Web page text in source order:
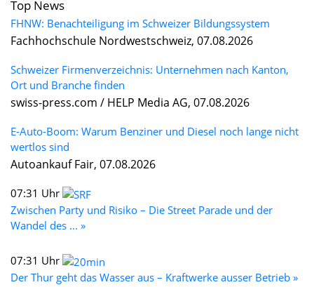
Top News
FHNW: Benachteiligung im Schweizer Bildungssystem
Fachhochschule Nordwestschweiz, 07.08.2026
Schweizer Firmenverzeichnis: Unternehmen nach Kanton,
Ort und Branche finden
swiss-press.com / HELP Media AG, 07.08.2026
E-Auto-Boom: Warum Benziner und Diesel noch lange nicht
wertlos sind
Autoankauf Fair, 07.08.2026
07:31 Uhr
Zwischen Party und Risiko – Die Street Parade und der
Wandel des ... »
07:31 Uhr
Der Thur geht das Wasser aus – Kraftwerke ausser Betrieb »